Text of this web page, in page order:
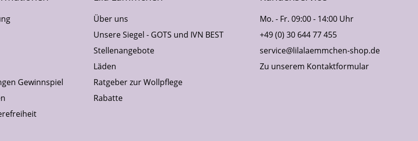
Gewinnspiel
Über uns
Unsere Siegel - GOTS und IVN BEST
Stellenangebote
Läden
Ratgeber zur Wollpflege
Rabatte
Mo. - Fr. 09:00 - 14:00 Uhr
+49 (0) 30 644 77 455
service@lilalaemmchen-shop.de
Zu unserem Kontaktformular